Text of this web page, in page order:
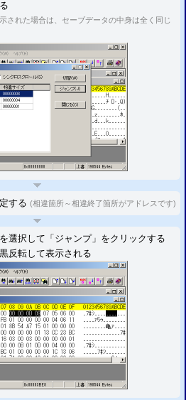
された場合は、セーブデータの中身は全く同じ
する (相違箇所～相違終了箇所がアドレスです)
選択して「ジャンプ」をクリックする
反転して表示される